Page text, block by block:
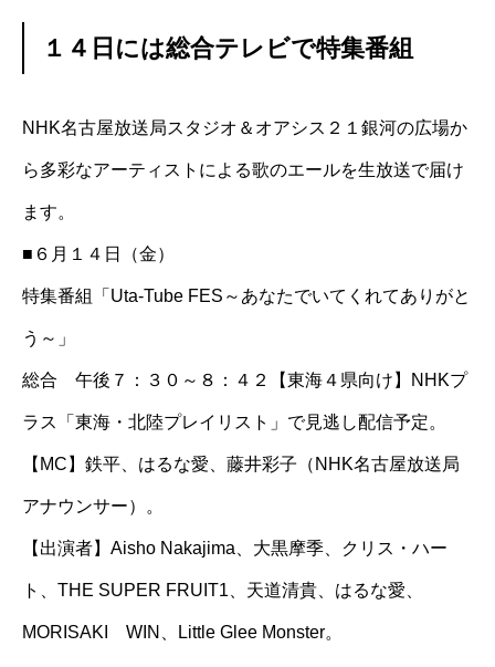
１４日には総合テレビで特集番組
NHK名古屋放送局スタジオ＆オアシス２１銀河の広場か
ら多彩なアーティストによる歌のエールを生放送で届け
ます。
■６月１４日（金）
特集番組「Uta-Tube FES～あなたでいてくれてありがと
う～」
総合 午後７：３０～８：４２【東海４県向け】NHKプ
ラス「東海・北陸プレイリスト」で見逃し配信予定。
【MC】鉄平、はるな愛、藤井彩子（NHK名古屋放送局
アナウンサー）。
【出演者】Aisho Nakajima、大黒摩季、クリス・ハー
ト、THE SUPER FRUIT1、天道清貴、はるな愛、
MORISAKI WIN、Little Glee Monster。